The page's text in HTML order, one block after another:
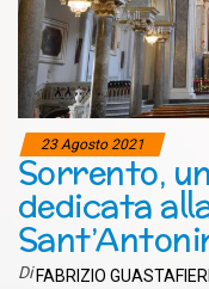
23 Agosto 2021
Sorrento,
dedicata
Di FABRIZIO